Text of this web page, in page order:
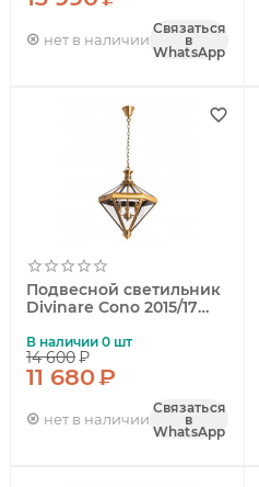
нет в наличии
Связаться
в
WhatsApp
Подвесной светильник
Divinare Cono 2015/17
В наличии 0 шт
14 600₽
11 680₽
нет в наличии
Связаться
в
WhatsApp